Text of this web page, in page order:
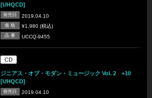
[UHQCD]
発売日 2019.04.10
価 格 ¥1,980 (税込)
品 番 UCCQ-9455
CD
ジニアス・オブ・モダン・ミュージック Vol. 2 +10
[UHQCD]
発売日 2019.04.10